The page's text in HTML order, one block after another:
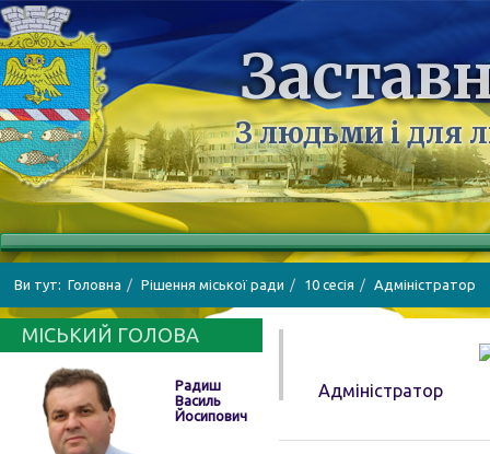
З людьми і для
Ви тут: Головна Рішення міської ради 10 сесія Адміністратор
МІСЬКИЙ ГОЛОВА
Радиш
Василь
Йосипович
Адміністратор